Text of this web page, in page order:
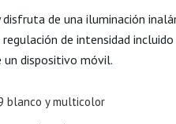
de una iluminación
de intensidad
dispositivo móvil.
blanco y multicolor